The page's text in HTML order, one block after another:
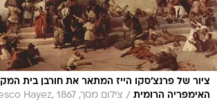
ציור של פרנצ'סקו הייז המתאר את חורבן בית
האימפריה הרומית / צילום מסך, Francesco Hayez, 1867